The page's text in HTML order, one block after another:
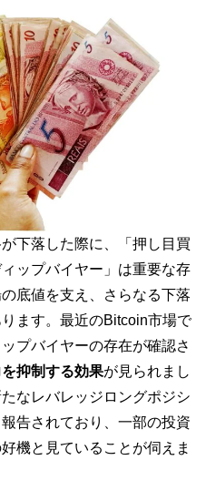
下落した際に、「押し目買
ップバイヤー」は重要な存
底値を支え、さらなる下落
ます。最近のBitcoin市場で
プバイヤーの存在が確認さ
抑制する効果が見られまし
なレバレッジロングポジシ
告されており、一部の投資
機と見ていることが伺えま